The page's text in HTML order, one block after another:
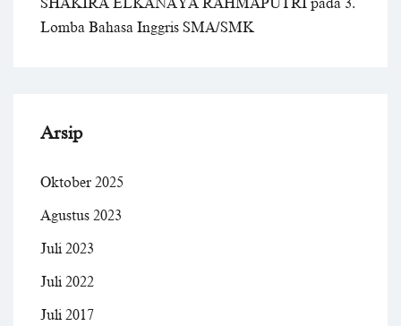
SHAKIRA ELKANAYA RAHMAPUTRI pada 3.
Lomba Bahasa Inggris SMA/SMK
Arsip
Oktober 2025
Agustus 2023
Juli 2023
Juli 2022
Juli 2017